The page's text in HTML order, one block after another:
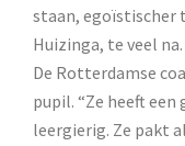
staan, egoïstischer
Huizinga, te veel na.
De Rotterdamse
pupil. “Ze heeft
leergierig. Ze pakt